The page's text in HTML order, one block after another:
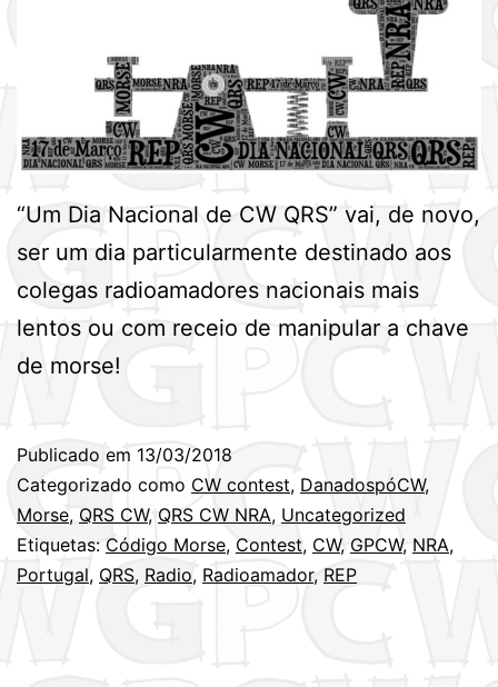
“Um Dia Nacional de CW QRS” vai, de novo,
ser um dia particularmente destinado aos
colegas radioamadores nacionais mais
lentos ou com receio de manipular a chave
de morse!
Publicado em 13/03/2018
Categorizado como CW contest, DanadospóCW,
Morse, QRS CW, QRS CW NRA, Uncategorized
Etiquetas: Código Morse, Contest, CW, GPCW, NRA,
Portugal, QRS, Radio, Radioamador, REP